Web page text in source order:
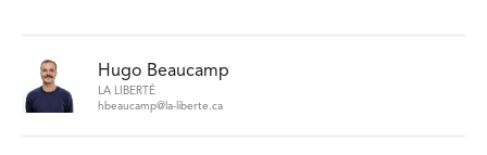
Hugo Beaucamp
LA LIBERTÉ
hbeaucamp@la-liberte.ca